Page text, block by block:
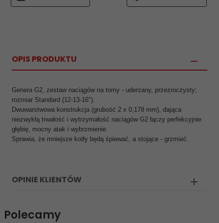
OPIS PRODUKTU
Genera G2, zestaw naciągów na tomy - uderzany, przezroczysty;
rozmiar Standard (12-13-16").
Dwuwarstwowa konstrukcja (grubość 2 x 0,178 mm), dająca
niezwykłą trwałość i wytrzymałość naciągów G2 łączy perfekcyjnie
głębię, mocny atak i wybrzmienie.
Sprawia, że mniejsze kotły będą śpiewać, a stojące - grzmieć.
OPINIE KLIENTÓW
Polecamy